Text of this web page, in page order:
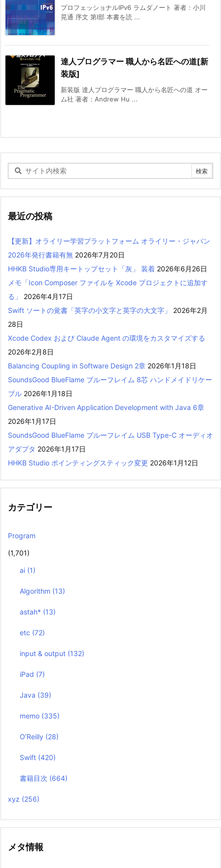
プロフェッショナルIPv6 ラムダノート 著者：小川
晃通 序文 第I部 本書を読 ...
達人プログラマー 職人から名匠への道[新
装版]
新装版 達人プログラマー 職人から名匠への道 オー
ム社 著者：Andrew Hu ...
最近の投稿
【更新】オライリー学習プラットフォーム オライリー・ジャパン
2026年発行書籍有無 2026年7月20日
HHKB Studio専用キートップセット「灰」 装着 2026年6月26日
メモ「Icon Composer ファイルを Xcode プロジェクトに追加す
る」
2026年4月17日
Swift ソートの覚書「英字の小文字と英字の大文字」
2026年2月
28日
Xcode Codex および Claude Agent の環境をカスタマイズする
2026年2月8日
Balancing Coupling in Software Design 2章 2026年1月18日
SoundsGood BlueFlame ブルーフレイム 8芯 ハンドメイドリケー
ブル 2026年1月18日
Generative AI-Driven Application Development with Java 6章
2026年1月17日
SoundsGood BlueFlame ブルーフレイム USB Type-C オーディオ
アダプタ 2026年1月17日
HHKB Studio ポインティングスティック変更 2026年1月12日
カテゴリー
Program
(1,701)
ai (1)
Algorithm (13)
astah* (13)
etc (72)
input & output (132)
iPad (7)
Java (39)
memo (335)
O’Reilly (28)
Swift (420)
書籍目次 (664)
xyz (256)
メタ情報